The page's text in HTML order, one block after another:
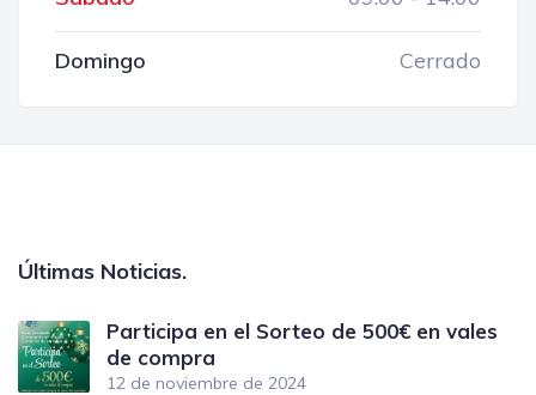
Domingo Cerrado
Últimas Noticias.
Participa en el Sorteo de 500€ en vales
de compra
12 de noviembre de 2024